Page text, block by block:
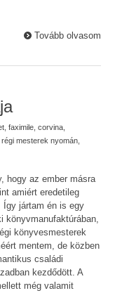
Tovább olvasom
faximile corvina
régi mesterek nyomán
hogy az ember másra
amiért eredetileg
Így jártam én is egy
könyvmanufaktúrában,
könyvesmesterek
mentem, de közben
családi
kezdődött. A
még valamit